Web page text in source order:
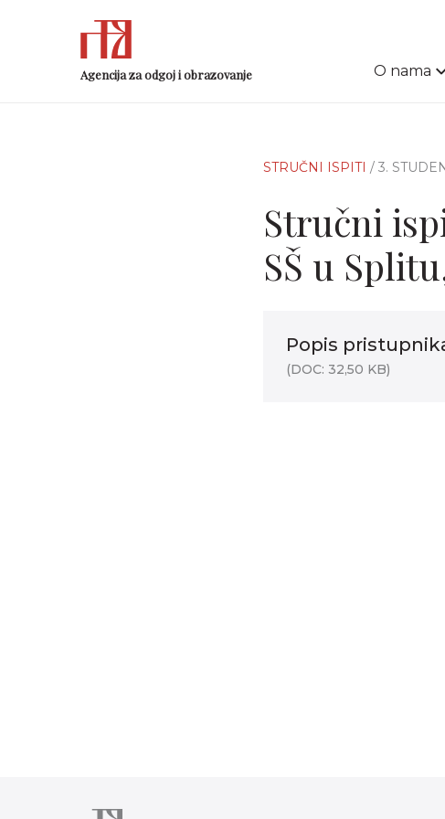
Agencija za odgoj i obrazovanje O nama
STRUČNI ISPITI / 3.
Stručni
SŠ u
Popis
(DOC: 32,50 KB)